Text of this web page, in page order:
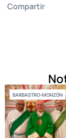
Compartir
BARBASTRO-MONZÓN